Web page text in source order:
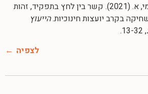
מאור, ר. וחמי, א. (2021). קשר בין לחץ בתפקיד, זהות
בקרב יועצות חינוכיות.הייעוץ
, 13-32.
לצפיה